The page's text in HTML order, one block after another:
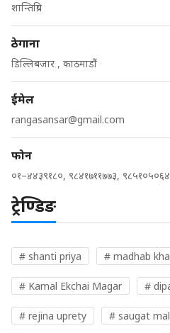
शान्तिप्रिय
ठेगाना
डिल्लिबजार , काठमाडौं
ईमेल
rangasansar@gmail.com
फोन
०१–४४३९१८०, ९८४१७११७७३,
ट्रेण्डिङ
# shanti priya # madhab
# Kamal Ekchai Magar #
# rejina uprety # saugat